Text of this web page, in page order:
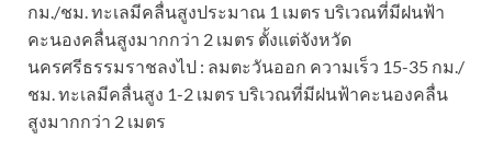
กม./ชม. ทะเลมีคลื่นสูงประมาณ 1 เมตร บริเวณที่มีฝนฟ้า
คะนองคลื่นสูงมากกว่า 2 เมตร ตั้งแต่จังหวัด
นครศรีธรรมราชลงไป : ลมตะวันออก ความเร็ว 15-35 กม./
ชม. ทะเลมีคลื่นสูง 1-2 เมตร บริเวณที่มีฝนฟ้าคะนองคลื่น
สูงมากกว่า 2 เมตร